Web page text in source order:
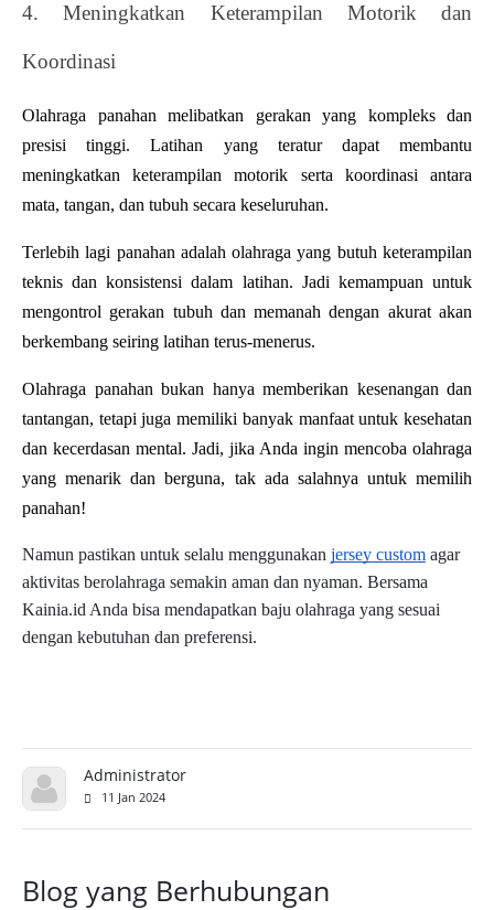
4. Meningkatkan Keterampilan Motorik dan
Koordinasi
Olahraga panahan melibatkan gerakan yang kompleks dan
presisi tinggi. Latihan yang teratur dapat membantu
meningkatkan keterampilan motorik serta koordinasi antara
mata, tangan, dan tubuh secara keseluruhan.
Terlebih lagi panahan adalah olahraga yang butuh keterampilan
teknis dan konsistensi dalam latihan. Jadi kemampuan untuk
mengontrol gerakan tubuh dan memanah dengan akurat akan
berkembang seiring latihan terus-menerus.
Olahraga panahan bukan hanya memberikan kesenangan dan
tantangan, tetapi juga memiliki banyak manfaat untuk kesehatan
dan kecerdasan mental. Jadi, jika Anda ingin mencoba olahraga
yang menarik dan berguna, tak ada salahnya untuk memilih
panahan!
Namun pastikan untuk selalu menggunakan jersey custom agar
aktivitas berolahraga semakin aman dan nyaman. Bersama
Kainia.id Anda bisa mendapatkan baju olahraga yang sesuai
dengan kebutuhan dan preferensi.
Administrator
11 Jan 2024
Blog yang Berhubungan